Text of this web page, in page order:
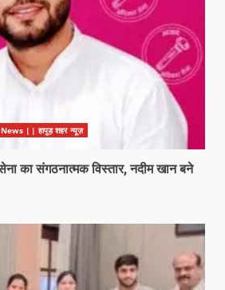
|| हापुड़ शहर न्यूज़
का संगठनात्मक विस्तार, नदीम खान बने